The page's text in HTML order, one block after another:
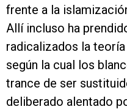
frente a la
Allí incluso ha
radicalizados la teoría
según la cual los
trance de ser
deliberado alentado